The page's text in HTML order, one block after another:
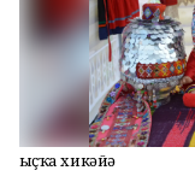
Ҡыҫҡа хикәйә